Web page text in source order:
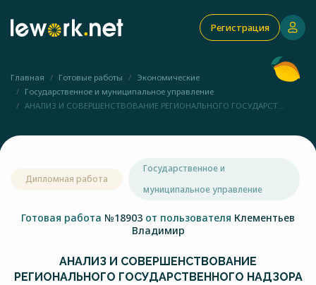
Регистрация
Главная Готовые работы
Экономические
Государственное и муниципальное управление
АНАЛИЗ И СОВЕРШЕНСТВОВАНИЕ РЕГИОНАЛЬНОГО ГОСУДАРСТ...
Дипломная работа
Государственное и
муниципальное управление
Готовая работа №18903 от пользователя Клементьев
Владимир
АНАЛИЗ И СОВЕРШЕНСТВОВАНИЕ
РЕГИОНАЛЬНОГО ГОСУДАРСТВЕННОГО НАДЗОРА